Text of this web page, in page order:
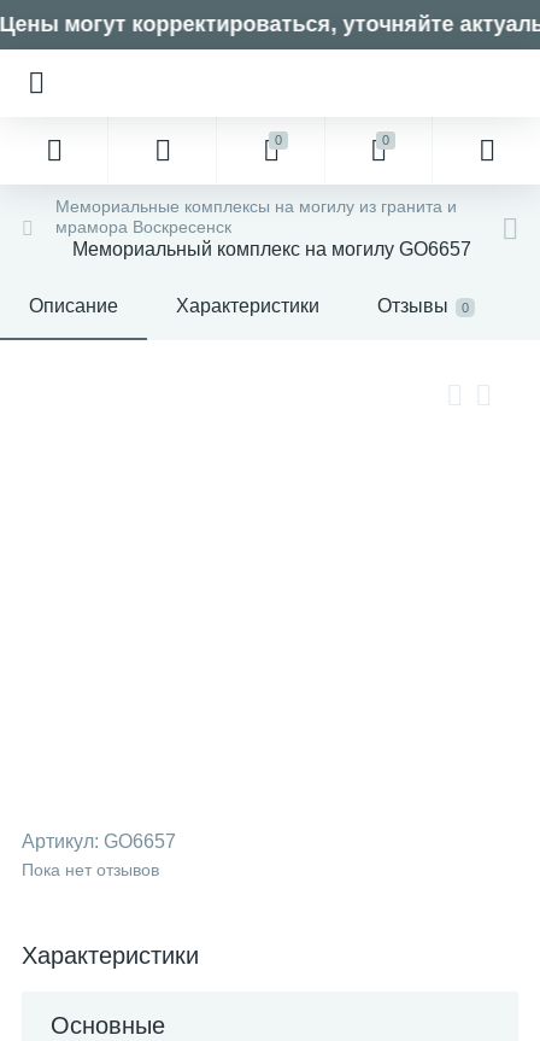
могут корректироваться, уточняйте
0 0
Мемориальные комплексы на могилу из гранита и
мрамора Воскресенск
Мемориальный комплекс на могилу GO6657
Описание Характеристики Отзывы 0
Артикул: GO6657
Пока нет отзывов
Характеристики
Основные